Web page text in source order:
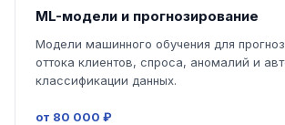
ML-модели и прогнозирование
Модели машинного обучения для
оттока клиентов, спроса, аномалий и
классификации данных.
от 80 000 ₽